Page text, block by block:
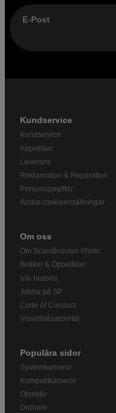
E-Post
Kundservice
Kundservice
Köpvillkor
Leverans
Reklamation & Reparation
Personuppgifter
Ändra cookieinställningar
Om oss
Om Scandinavian Photo
Butiker & Öppettider
Vår historia
Jobba på SP
Code of Conduct
Visselblåsarportal
Populära sidor
Systemkameror
Kompaktkameror
Objektiv
Drönare